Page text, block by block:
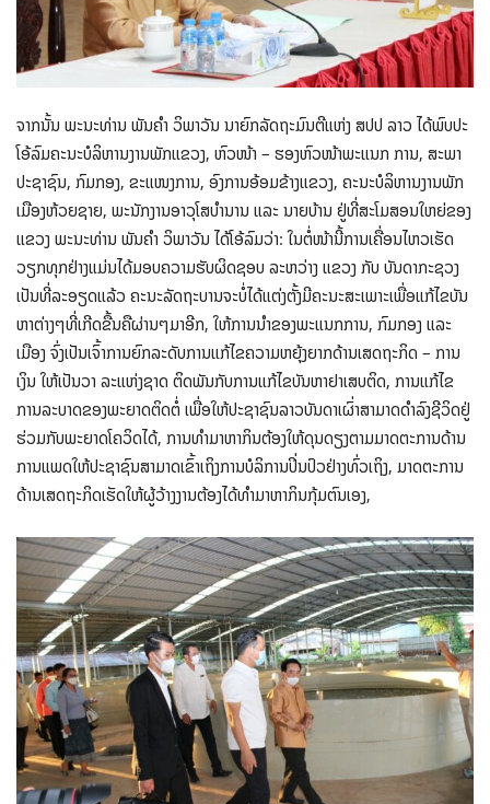
ຈາກນັ້ນ ພະນະທ່ານ ພັນຄຳ ວິພາວັນ ນາຍົກລັດຖະມົນຕີແຫ່ງ ສປປ ລາວ ໄດ້ພົບປະ
ໂອ້ລົມຄະນະບໍລິຫານງານພັກແຂວງ, ຫົວໜ້າ – ຮອງຫົວໜ້າພະແນກ ການ, ສະພາ
ປະຊາຊົນ, ກົມກອງ, ຂະແໜງການ, ອົງການອ້ອມຂ້າງແຂວງ, ຄະນະບໍລິຫານງານພັກ
ເມືອງຫ້ວຍຊາຍ, ພະນັກງານອາວຸໂສບຳນານ ແລະ ນາຍບ້ານ ຢູ່ທີ່ສະໂມສອນໃຫຍ່ຂອງ
ແຂວງ ພະນະທ່ານ ພັນຄຳ ວິພາວັນ ໄດ້ໂອ້ລົມວ່າ: ໃນຕໍ່ໜ້ານີ້ການເຄື່ອນໄຫວເຮັດ
ວຽກທຸກຢ່າງແມ່ນໄດ້ມອບຄວາມຮັບຜິດຊອບ ລະຫວ່າງ ແຂວງ ກັບ ບັນດາກະຊວງ
ເປັນທີ່ລະອຽດແລ້ວ ຄະນະລັດຖະບານຈະບໍ່ໄດ້ແຕ່ງຕັ້ງມີຄະນະສະເພາະເພື່ອແກ້ໄຂບັນ
ຫາຕ່າງໆທີ່ເກີດຂື້ນຄືຜ່ານໆມາອີກ, ໃຫ້ການນຳຂອງພະແນກການ, ກົມກອງ ແລະ
ເມືອງ ຈົ່ງເປັນເຈົ້າການຍົກລະດັບການແກ້ໄຂຄວາມຫຍຸ້ງຍາກດ້ານເສດຖະກິດ – ການ
ເງິນ ໃຫ້ເປັນວາ ລະແຫ່ງຊາດ ຕິດພັນກັບການແກ້ໄຂບັນຫາຢາເສບຕິດ, ການແກ້ໄຂ
ການລະບາດຂອງພະຍາດຕິດຕໍ່ ເພື່ອໃຫ້ປະຊາຊົນລາວບັນດາເຜົ່າສາມາດດໍາລົງຊີວິດຢູ່
ຮ່ວມກັບພະຍາດໂຄວິດໄດ້, ການທໍາມາຫາກິນຕ້ອງໃຫ້ດຸນດຽງຕາມມາດຕະການດ້ານ
ການແພດໃຫ້ປະຊາຊົນສາມາດເຂົ້າເຖິງການບໍລິການປິ່ນປົວຢ່າງທົ່ວເຖິງ, ມາດຕະການ
ດ້ານເສດຖະກິດເຮັດໃຫ້ຜູ້ວ້າງງານຕ້ອງໄດ້ທຳມາຫາກິນກຸ້ມຕົນເອງ,